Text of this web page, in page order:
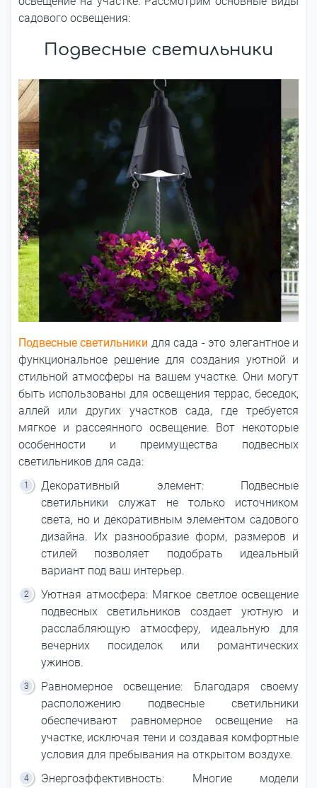
садового освещения:
Подвесные светильники
Подвесные светильники для сада - это элегантное и
функциональное решение для создания уютной и
стильной атмосферы на вашем участке. Они могут
быть использованы для освещения террас, беседок,
аллей или других участков сада, где требуется
мягкое и рассеянного освещение. Вот некоторые
особенности и преимущества подвесных
светильников для сада:
Декоративный элемент: Подвесные
светильники служат не только источником
света, но и декоративным элементом садового
дизайна. Их разнообразие форм, размеров и
стилей позволяет подобрать идеальный
вариант под ваш интерьер.
Уютная атмосфера: Мягкое светлое освещение
подвесных светильников создает уютную и
расслабляющую атмосферу, идеальную для
вечерних посиделок или романтических
ужинов.
Равномерное освещение: Благодаря своему
расположению подвесные светильники
обеспечивают равномерное освещение на
участке, исключая тени и создавая комфортные
условия для пребывания на открытом воздухе.
Энергоэффективность: Многие модели